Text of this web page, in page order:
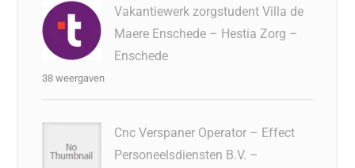
Vakantiewerk zorgstudent Villa de
Maere Enschede – Hestia Zorg –
Enschede
38 weergaven
Cnc Verspaner Operator – Effect
Personeelsdiensten B.V. –